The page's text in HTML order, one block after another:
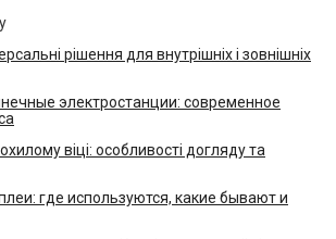
рішення для внутрішніх і зовнішніх
электростанции: современное
віці: особливості догляду та
где используются, какие бывают и